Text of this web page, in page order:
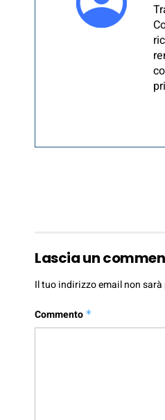
Lascia un
Il tuo indirizzo email non
Commento *